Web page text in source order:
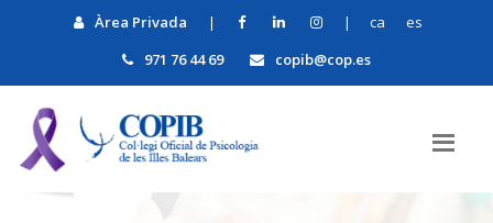
Àrea Privada | | ca
es
971 76 44 69
copib@cop.es